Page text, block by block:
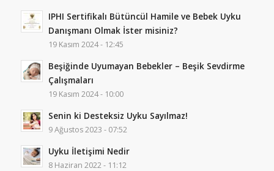
IPHI Sertifikalı Bütüncül Hamile ve Bebek Uyku
Danışmanı Olmak İster misiniz?
19 Kasım 2024 - 12:45
Beşiğinde Uyumayan Bebekler – Beşik Sevdirme
Çalışmaları
19 Kasım 2024 - 10:00
Senin ki Desteksiz Uyku Sayılmaz!
9 Ağustos 2023 - 07:52
Uyku İletişimi Nedir
8 Haziran 2022 - 11:12